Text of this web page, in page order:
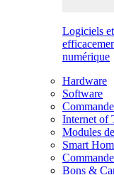
Logiciels
numérique
Hardware
Software
Internet of
Modules
Smart
Bons &